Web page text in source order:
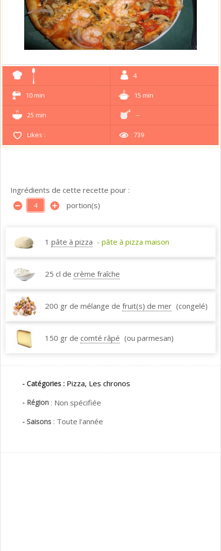
4
10 min 15 min
25 min --
Likes : 739
Ingrédients de cette recette pour :
portion(s)
1 pâte à pizza - pâte à pizza maison
25 cl de crème fraîche
200 gr de mélange de fruit(s) de mer (congelé)
150 gr de comté râpé (ou parmesan)
- Catégories : Pizza, Les chronos
- Région : Non spécifiée
- Saisons : Toute l'année